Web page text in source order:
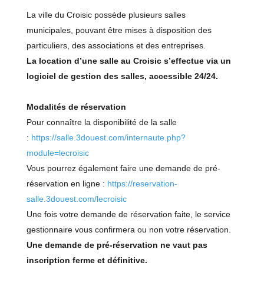
La ville du Croisic possède plusieurs salles
municipales, pouvant être mises à disposition des
particuliers, des associations et des entreprises.
La location d’une salle au Croisic s’effectue via un
logiciel de gestion des salles, accessible 24/24.
Modalités de réservation
Pour connaître la disponibilité de la salle
: https://salle.3douest.com/internaute.php?
module=lecroisic
Vous pourrez également faire une demande de pré-
réservation en ligne : https://reservation-
salle.3douest.com/lecroisic
Une fois votre demande de réservation faite, le service
gestionnaire vous confirmera ou non votre réservation.
Une demande de pré-réservation ne vaut pas
inscription ferme et définitive.